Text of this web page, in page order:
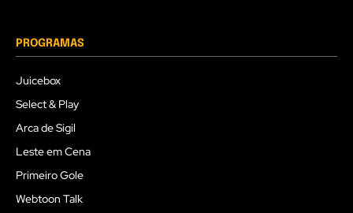
PROGRAMAS
Juicebox
Select & Play
Arca de Sigil
Leste em Cena
Primeiro Gole
Webtoon Talk